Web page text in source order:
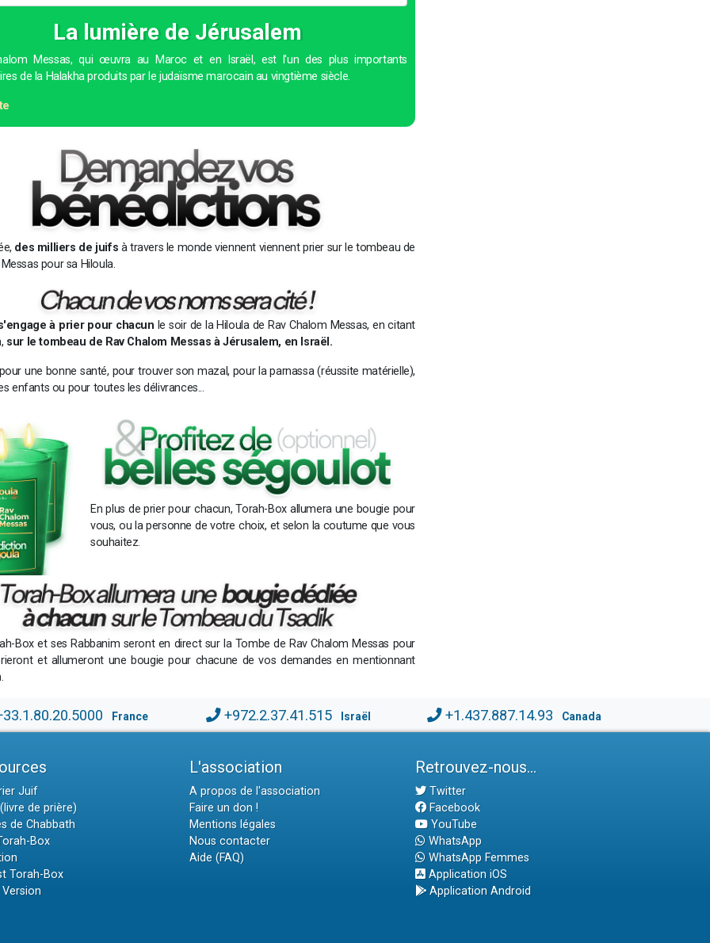
La lumière de Jérusalem
Messas, qui œuvra au Maroc et en Israël, est l'un des plus importants
de la Halakha produits par le judaïsme marocain au vingtième siècle.
des milliers de juifs à travers le monde viennent viennent prier sur le tombeau de
pour sa Hiloula.
à prier pour chacun le soir de la Hiloula de Rav Chalom Messas, en citant
sur le tombeau de Rav Chalom Messas à Jérusalem, en Israël.
une bonne santé, pour trouver son mazal, pour la parnassa (réussite matérielle),
enfants ou pour toutes les délivrances...
En plus de prier pour chacun, Torah-Box allumera une bougie pour
vous, ou la personne de votre choix, et selon la coutume que vous
souhaitez.
Box et ses Rabbanim seront en direct sur la Tombe de Rav Chalom Messas pour
et allumeront une bougie pour chacune de vos demandes en mentionnant
France +972.2.37.41.515 Israël +1.437.887.14.93 Canada
Juif
de prière)
de Chabbath
Box
Torah-Box
Version
L'association
A propos de l'association
Faire un don !
Mentions légales
Nous contacter
Aide (FAQ)
Retrouvez-nous...
Twitter
Facebook
YouTube
WhatsApp
WhatsApp Femmes
Application iOS
Application Android